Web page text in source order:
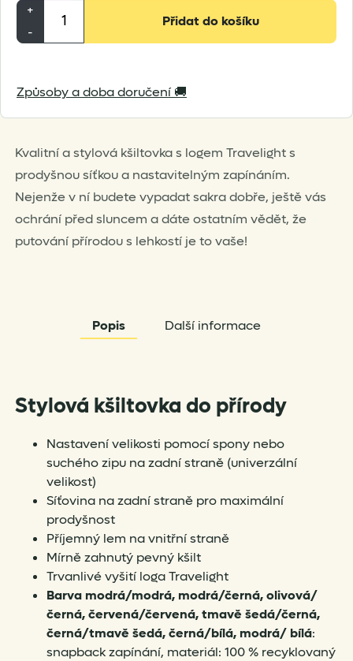
Kvalitní a stylová kšiltovka s logem Travelight s
prodyšnou síťkou a nastavitelným zapínáním.
Nejenže v ní budete vypadat sakra dobře, ještě vás
ochrání před sluncem a dáte ostatním vědět, že
putování přírodou s lehkostí je to vaše!
+
-
Travelight
množství
Přidat do košíku
Způsoby a doba doručení 🚚
Popis Další informace
Stylová kšiltovka do přírody
Nastavení velikosti pomocí spony nebo
suchého zipu na zadní straně (univerzální
velikost)
Síťovina na zadní straně pro maximální
prodyšnost
Příjemný lem na vnitřní straně
Mírně zahnutý pevný kšilt
Trvanlivé vyšití loga Travelight
Barva modrá/modrá, modrá/černá, olivová/
černá, červená/červená, tmavě šedá/černá,
černá/tmavě šedá, černá/bílá, modrá/ bílá:
snapback zapínání, materiál: 100 % recyklovaný